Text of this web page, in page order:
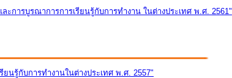
การบูรณาการการเรียนรู้กับการทำงาน ในต่างประเทศ พ.ศ. 2561"
นรู้กับการทำงานในต่างประเทศ พ.ศ. 2557"